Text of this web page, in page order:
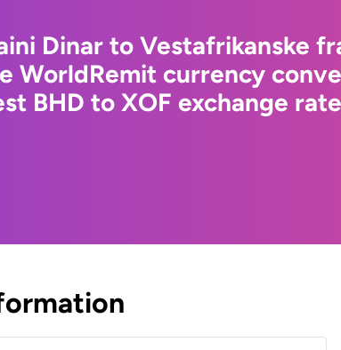
Dinar to Vestafrikanske
WorldRemit currency
BHD to XOF exchange